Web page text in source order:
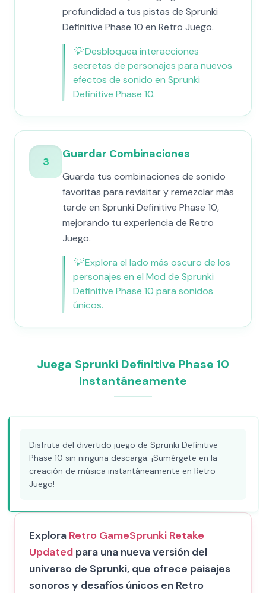
profundidad a tus pistas de Sprunki
Definitive Phase 10 en Retro Juego.
💡Desbloquea interacciones
secretas de personajes para nuevos
efectos de sonido en Sprunki
Definitive Phase 10.
3
Guardar Combinaciones
Guarda tus combinaciones de sonido
favoritas para revisitar y remezclar más
tarde en Sprunki Definitive Phase 10,
mejorando tu experiencia de Retro
Juego.
💡Explora el lado más oscuro de los
personajes en el Mod de Sprunki
Definitive Phase 10 para sonidos
únicos.
Juega Sprunki Definitive Phase 10
Instantáneamente
Disfruta del divertido juego de Sprunki Definitive
Phase 10 sin ninguna descarga. ¡Sumérgete en la
creación de música instantáneamente en Retro
Juego!
Explora Retro GameSprunki Retake
Updated para una nueva versión del
universo de Sprunki, que ofrece paisajes
sonoros y desafíos únicos en Retro